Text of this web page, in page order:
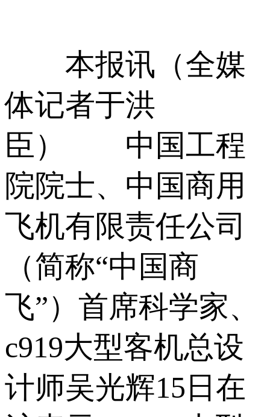
本报讯（全媒
体记者于洪
臣） 中国工程
院院士、中国商用
飞机有限责任公司
（简称“中国商
飞”）首席科学家、
c919大型客机总设
计师吴光辉15日在